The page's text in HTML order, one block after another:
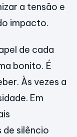
a tensão e
impacto.
de cada
bonito. É
Às vezes a
Em
de silêncio